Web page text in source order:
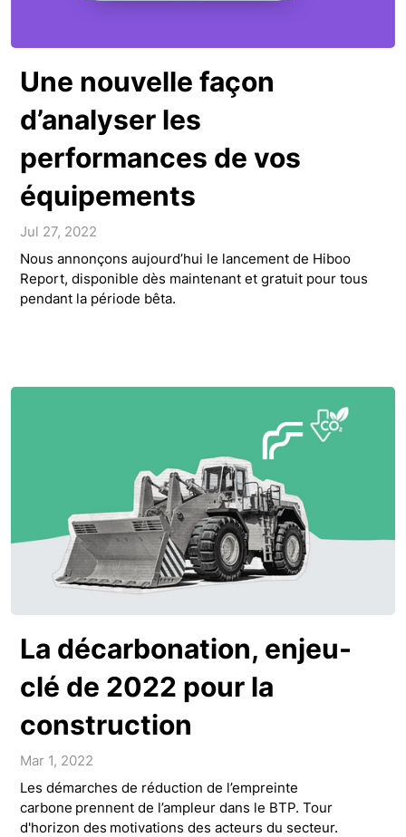
Une nouvelle façon
d’analyser les
performances de vos
équipements
Jul 27, 2022
Nous annonçons aujourd’hui le lancement de Hiboo
Report, disponible dès maintenant et gratuit pour tous
pendant la période bêta.
La décarbonation, enjeu-
clé de 2022 pour la
construction
Mar 1, 2022
Les démarches de réduction de l’empreinte
carbone prennent de l’ampleur dans le BTP. Tour
d'horizon des motivations des acteurs du secteur.